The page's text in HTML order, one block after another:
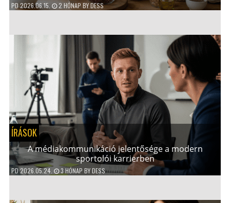
PD 2026.06.15. 2 HÓNAP BYDESS
ÍRÁSOK
A médiakommunikáció jelentősége a modern
sportolói karrierben
PD2026.05.24. 3 HÓNAP BYDESS